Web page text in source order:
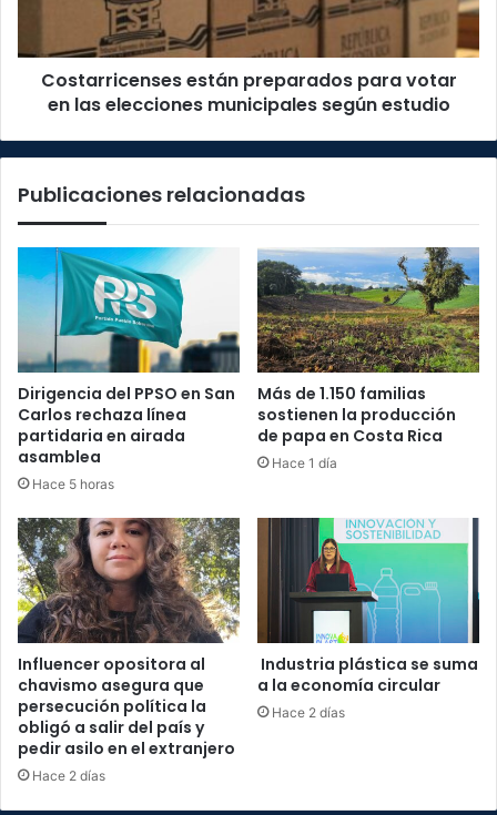
municipales
según
estudio
Costarricenses están preparados para votar
en las elecciones municipales según estudio
Publicaciones relacionadas
Dirigencia del PPSO en San
Carlos rechaza línea
partidaria en airada
asamblea
Hace 5 horas
Más de 1.150 familias
sostienen la producción
de papa en Costa Rica
Hace 1 día
Influencer opositora al
chavismo asegura que
persecución política la
obligó a salir del país y
pedir asilo en el extranjero
Hace 2 días
Industria plástica se suma
a la economía circular
Hace 2 días